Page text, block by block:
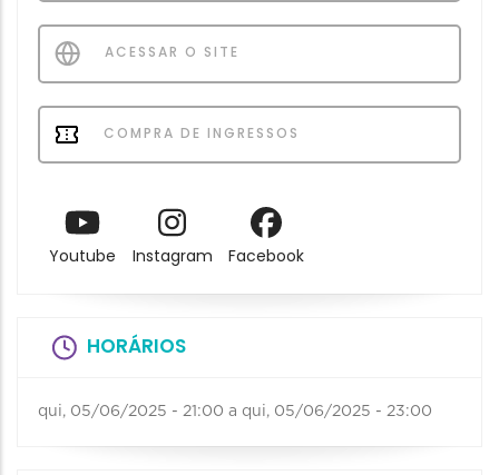
ACESSAR O SITE
COMPRA DE INGRESSOS
Youtube Instagram Facebook
HORÁRIOS
qui, 05/06/2025 - 21:00 a qui, 05/06/2025 - 23:00